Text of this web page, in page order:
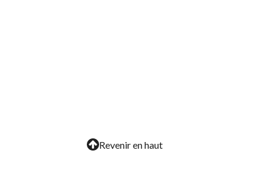
Revenir en haut